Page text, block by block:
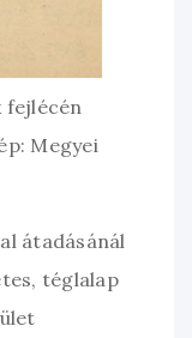
fejlécén
Megyei
átadásánál
téglalap